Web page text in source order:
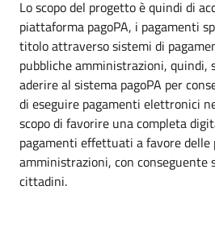
Lo scopo del progetto è quindi di
piattaforma pagoPA, i pagamenti
titolo attraverso sistemi di
pubbliche amministrazioni, quindi,
aderire al sistema pagoPA per
di eseguire pagamenti elettronici
scopo di favorire una completa
pagamenti effettuati a favore delle
amministrazioni, con conseguente
cittadini.